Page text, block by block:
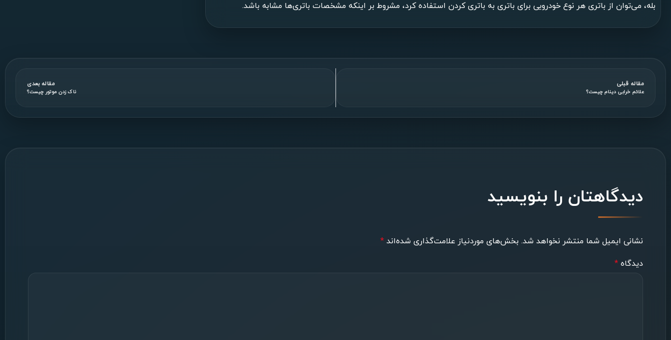
بله، می‌توان از باتری هر نوع خودرویی برای باتری به باتری کردن استفاده کرد، مشروط بر اینکه مشخصات باتری‌ها مشابه باشد.
مقاله قبلی
علائم خرابی دینام چیست؟
مقاله بعدی
ناک زدن موتور چیست؟
دیدگاهتان را بنویسید
نشانی ایمیل شما منتشر نخواهد شد. بخش‌های موردنیاز علامت‌گذاری شده‌اند *
دیدگاه *